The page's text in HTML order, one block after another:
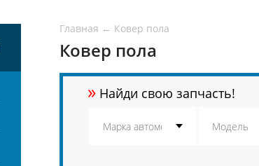
Главная ← Ковер пола
Ковер пола
» Найди свою запчасть!